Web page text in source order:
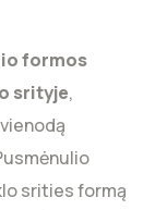
formos
srityje,
srities formą